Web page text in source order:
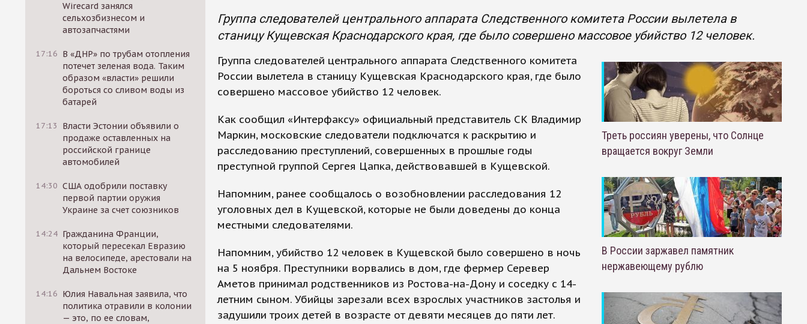
Wirecard занялся
сельхозбизнесом и
автозапчастями
17:16 В «ДНР» по трубам отопления
потечет зеленая вода. Таким
образом «власти» решили
бороться со сливом воды из
батарей
17:13
Власти Эстонии объявили о
продаже оставленных на
российской границе
автомобилей
14:30 США одобрили поставку
первой партии оружия
Украине за счет союзников
14:24 Гражданина Франции,
который пересекал Евразию
на велосипеде, арестовали на
Дальнем Востоке
14:16 Юлия Навальная заявила, что
политика отравили в колонии
— это, по ее словам,
Группа следователей центрального аппарата Следственного комитета России вылетела в
станицу Кущевская Краснодарского края, где было совершено массовое убийство 12 человек.
Группа следователей центрального аппарата Следственного комитета
России вылетела в станицу Кущевская Краснодарского края, где было
совершено массовое убийство 12 человек.
Как сообщил «Интерфаксу» официальный представитель СК Владимир
Маркин, московские следователи подключатся к раскрытию и
расследованию преступлений, совершенных в прошлые годы
преступной группой Сергея Цапка, действовавшей в Кущевской.
Напомним, ранее сообщалось о возобновлении расследования 12
уголовных дел в Кущевской, которые не были доведены до конца
местными следователями.
Напомним, убийство 12 человек в Кущевской было совершено в ночь
на 5 ноября. Преступники ворвались в дом, где фермер Серевер
Аметов принимал родственников из Ростова-на-Дону и соседку с 14-
летним сыном. Убийцы зарезали всех взрослых участников застолья и
задушили троих детей в возрасте от девяти месяцев до пяти лет.
Треть россиян уверены, что Солнце
вращается вокруг Земли
В России заржавел памятник
нержавеющему рублю